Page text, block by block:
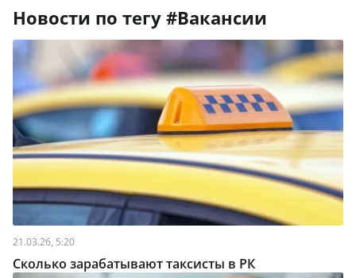
Новости по тегу # вакансии
21.03.26, 5:20
Сколько зарабатывают таксисты в РК